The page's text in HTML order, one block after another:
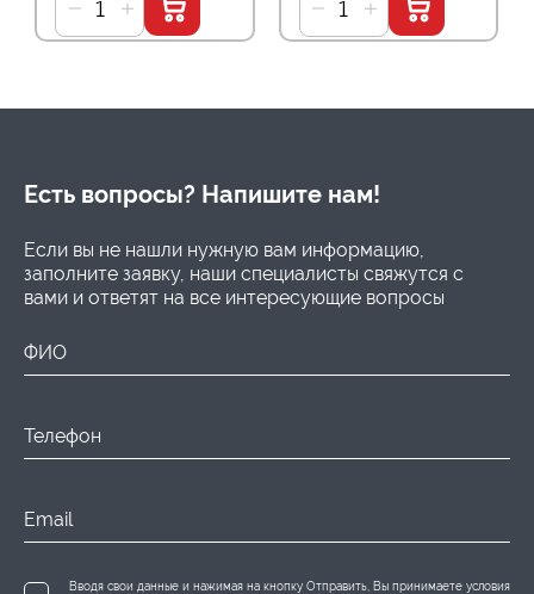
Есть вопросы? Напишите нам!
Если вы не нашли нужную вам информацию,
заполните заявку, наши специалисты свяжутся с
вами и ответят на все интересующие вопросы
ФИО
Телефон
Email
Вводя свои данные и нажимая на кнопку Отправить, Вы принимаете условия